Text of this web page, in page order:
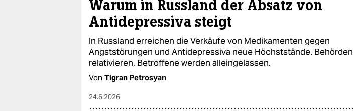
Warum in Russland der Absatz von
Antidepressiva steigt
In Russland erreichen die Verkäufe von Medikamenten gegen
Angststörungen und Antidepressiva neue Höchststände. Behörden
relativieren, Betroffene werden alleingelassen.
Von Tigran Petrosyan
24.6.2026